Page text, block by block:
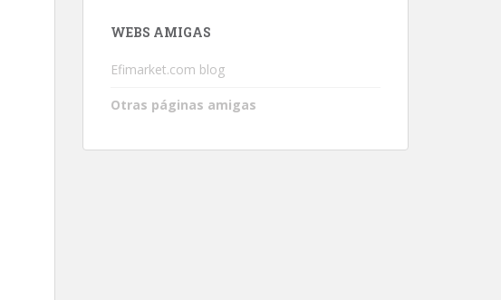
WEBS AMIGAS
Efimarket.com blog
Otras páginas amigas